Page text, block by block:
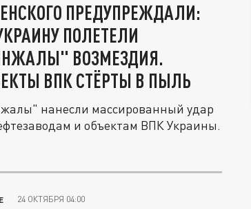
ПРЕДУПРЕЖДАЛИ:
ПОЛЕТЕЛИ
ВОЗМЕЗДИЯ.
ВПК СТЁРТЫ В ПЫЛЬ
нанесли массированный удар
и объектам ВПК Украины.
24 ОКТЯБРЯ 04:00